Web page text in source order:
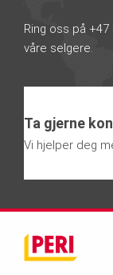
Ring oss på
våre selgere.
Ta gjerne
Vi hjelper deg